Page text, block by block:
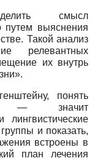
смысл
путем выяснения
Такой анализ
релевантных
их внутрь
понять
— значит
лингвистические
и показать,
встроены в
план лечения